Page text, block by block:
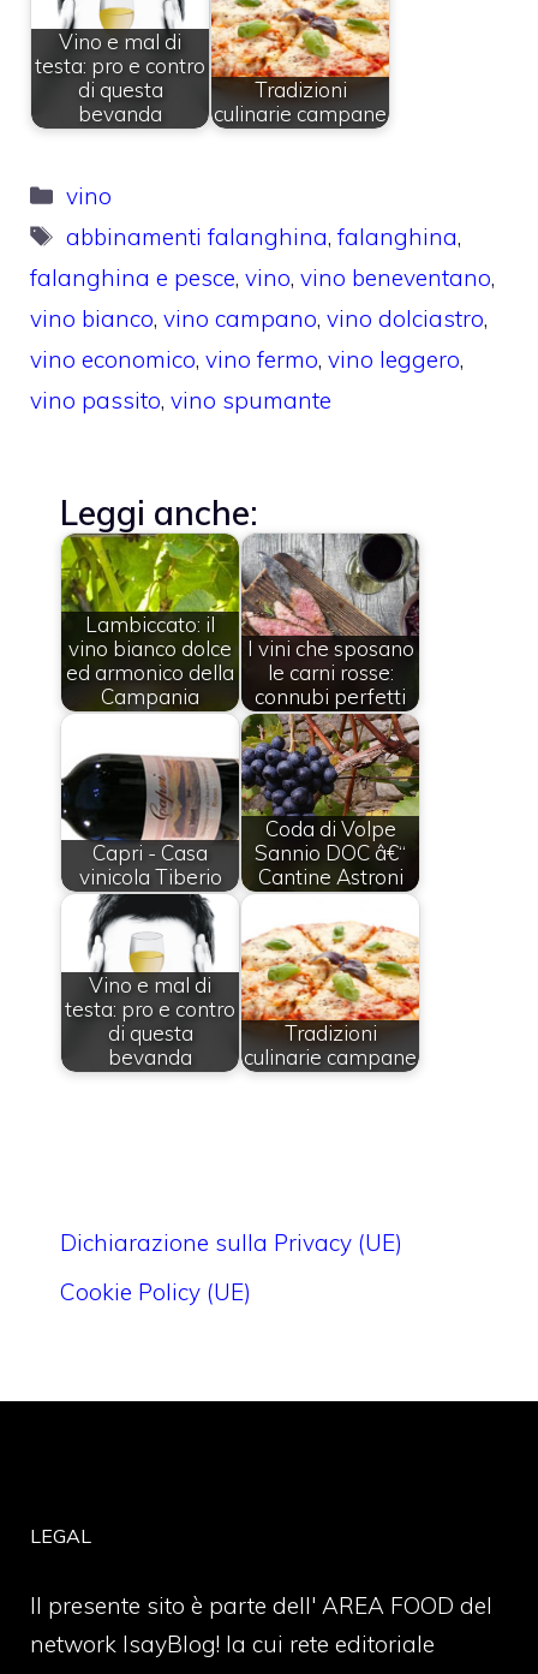
Vino e mal di
testa: pro e contro
di questa
bevanda
Tradizioni
culinarie campane
Categorie
vino
Tag
abbinamenti falanghina,falanghina,
falanghina e pesce, vino, vino beneventano,
vino bianco, vino campano, vino dolciastro,
vino economico, vino fermo, vino leggero,
vino passito, vino spumante
Leggi anche:
Lambiccato: il
vino bianco dolce
ed armonico della
Campania
I vini che sposano
le carni rosse:
connubi perfetti
Capri - Casa
vinicola Tiberio
Coda di Volpe
Sannio DOC â€“
Cantine Astroni
Vino e mal di
testa: pro e contro
di questa
bevanda
Tradizioni
culinarie campane
Dichiarazione sulla Privacy (UE)
Cookie Policy (UE)
LEGAL
Il presente sito è parte dell' AREA FOOD del
network IsayBlog! la cui rete editoriale